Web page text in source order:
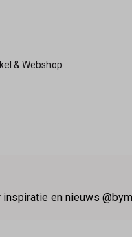
& Webshop
en nieuws